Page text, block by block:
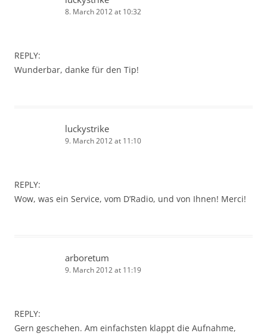
8. March 2012 at 10:32
REPLY:
Wunderbar, danke für den Tip!
luckystrike
9. March 2012 at 11:10
REPLY:
Wow, was ein Service, vom D’Radio, und von Ihnen! Merci!
arboretum
9. March 2012 at 11:19
REPLY:
Gern geschehen. Am einfachsten klappt die Aufnahme,